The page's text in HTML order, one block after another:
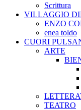
Scrittura
VILLAGGIO
ENZO
enea toldo
CUORI
ARTE
TEATRO